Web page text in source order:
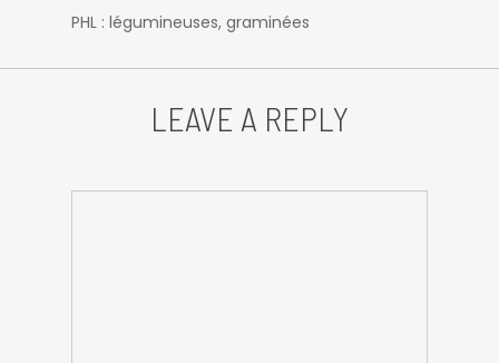
PHL : légumineuses, graminées
LEAVE A REPLY